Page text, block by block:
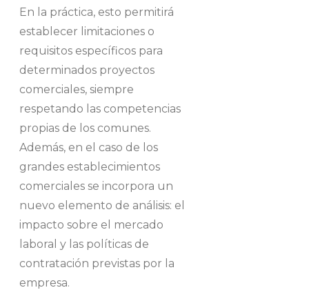
En la práctica, esto permitirá
establecer limitaciones o
requisitos específicos para
determinados proyectos
comerciales, siempre
respetando las competencias
propias de los comunes.
Además, en el caso de los
grandes establecimientos
comerciales se incorpora un
nuevo elemento de análisis: el
impacto sobre el mercado
laboral y las políticas de
contratación previstas por la
empresa.